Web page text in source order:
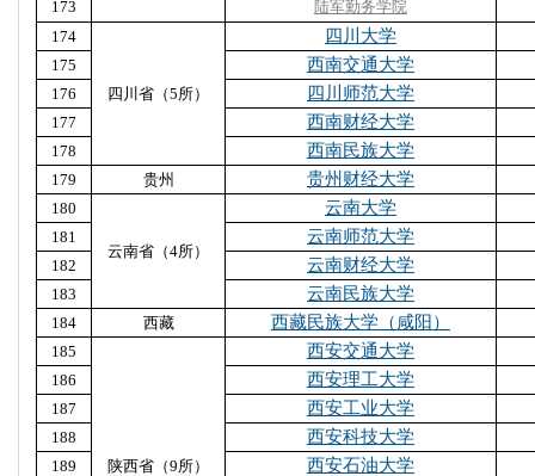
173
陆军勤务学院
174
四川省（5所）
四川大学
175 西南交通大学
176 四川师范大学
177 西南财经大学
178 西南民族大学
179 贵州 贵州财经大学
180
云南省（4所）
云南大学
181 云南师范大学
182 云南财经大学
183 云南民族大学
184 西藏 西藏民族大学（咸阳）
185
陕西省（9所）
西安交通大学
186 西安理工大学
187 西安工业大学
188 西安科技大学
189 西安石油大学